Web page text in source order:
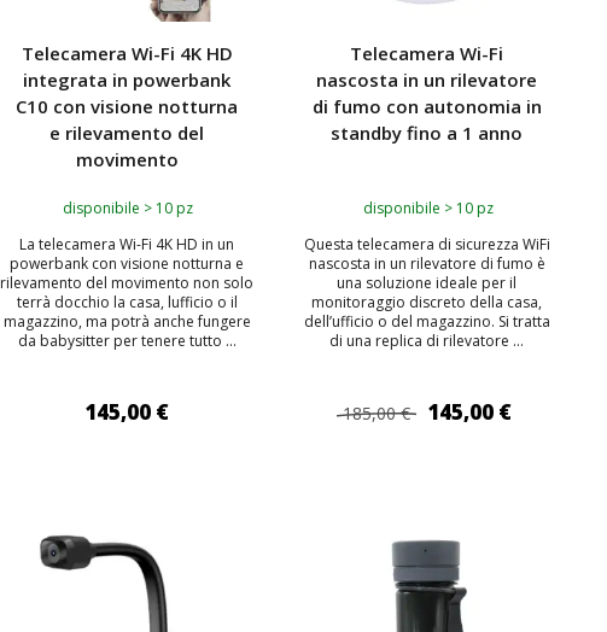
Telecamera Wi-Fi 4K HD
integrata in powerbank
C10 con visione notturna
e rilevamento del
movimento
disponibile > 10 pz
La telecamera Wi-Fi 4K HD in un
powerbank con visione notturna e
rilevamento del movimento non solo
terrà docchio la casa, lufficio o il
magazzino, ma potrà anche fungere
da babysitter per tenere tutto ...
145,00 €
Telecamera Wi-Fi
nascosta in un rilevatore
di fumo con autonomia in
standby fino a 1 anno
disponibile > 10 pz
Questa telecamera di sicurezza WiFi
nascosta in un rilevatore di fumo è
una soluzione ideale per il
monitoraggio discreto della casa,
dell’ufficio o del magazzino. Si tratta
di una replica di rilevatore ...
185,00 € 145,00 €